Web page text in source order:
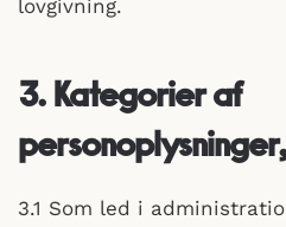
lovgivning.
3. Kategorier af
3.1 Som led i